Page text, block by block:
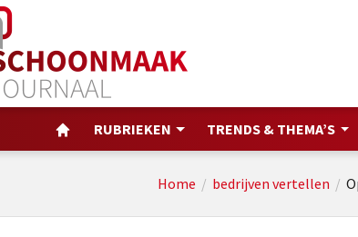
RUBRIEKEN TRENDS & THEMA’S
Home / bedrijven vertellen /